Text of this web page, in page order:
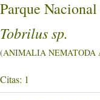
Parque
Tobrilus sp.
(ANIMALIA NEMATODA
Citas: 1